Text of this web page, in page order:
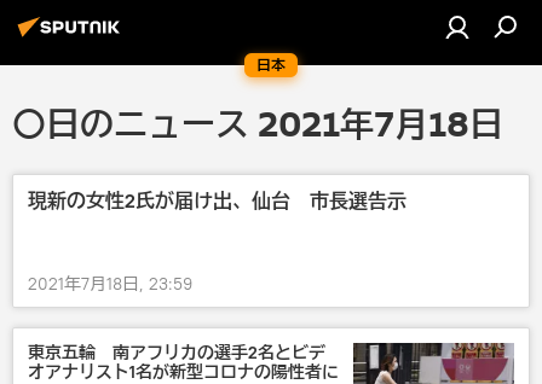
日本
〇日のニュース 2021年7月18日
現新の女性2氏が届け出、仙台 市長選告示
2021年7月18日, 23:59
東京五輪 南アフリカの選手2名とビデ
オアナリスト1名が新型コロナの陽性者に